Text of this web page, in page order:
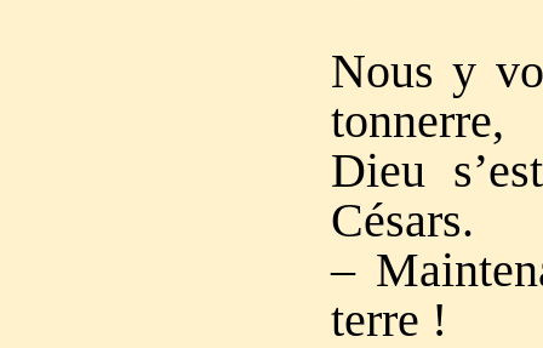
Nous y
tonnerre,
Dieu
Césars.
–
terre !